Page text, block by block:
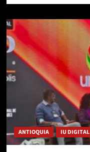
ANTIOQUIA IU DIGITAL